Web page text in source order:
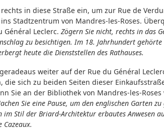
rechts in diese Straße ein, um zur Rue de
Stadtzentrum von Mandres-les-Roses.
Général Leclerc. Zögern Sie nicht, rechts in das
zu besichtigen. Im 18. Jahrhundert
heute die Dienststellen des Rathauses.
weiter auf der Rue du Général
die sich zu beiden Seiten dieser
Sie an der Bibliothek von Mandres-les-
Sie eine Pause, um den englischen Garten
im Stil der Briard-Architektur erbautes Anwesen
Cazeaux.